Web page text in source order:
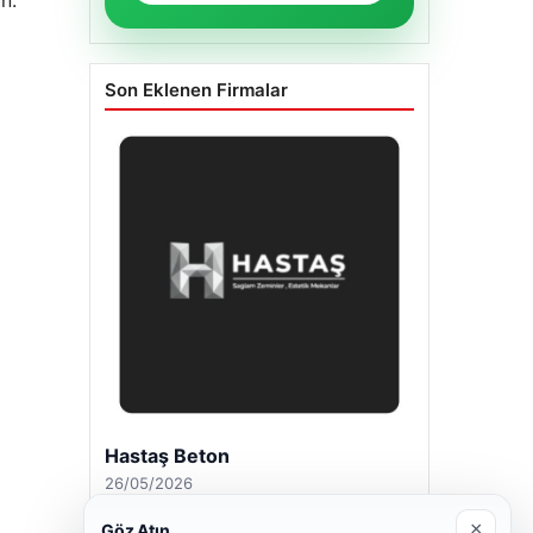
Son Eklenen Firmalar
Hastaş Beton
26/05/2026